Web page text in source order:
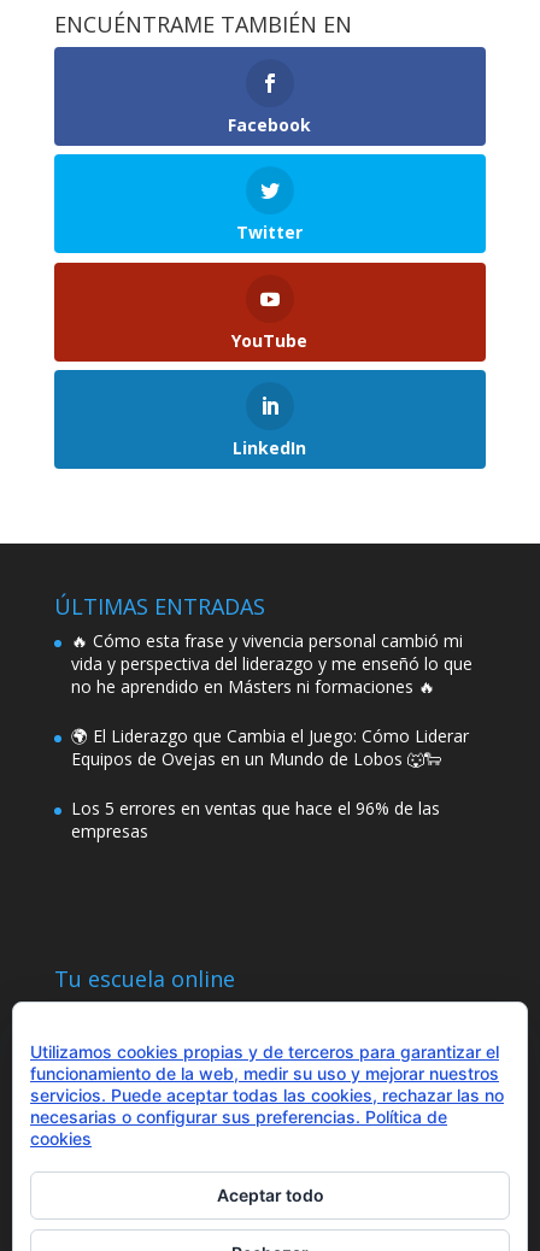
ENCUÉNTRAME TAMBIÉN EN
Facebook
Twitter
YouTube
LinkedIn
ÚLTIMAS ENTRADAS
🔥 Cómo esta frase y vivencia personal cambió mi
vida y perspectiva del liderazgo y me enseñó lo que
no he aprendido en Másters ni formaciones 🔥
🌍 El Liderazgo que Cambia el Juego: Cómo Liderar
Equipos de Ovejas en un Mundo de Lobos 🐺🐑
Los 5 errores en ventas que hace el 96% de las
empresas
Tu escuela online
¿Hablamos?
Utilizamos cookies propias y de terceros para garantizar el
funcionamiento de la web, medir su uso y mejorar nuestros
servicios. Puede aceptar todas las cookies, rechazar las no
necesarias o configurar sus preferencias. Política de
cookies
Aceptar todo